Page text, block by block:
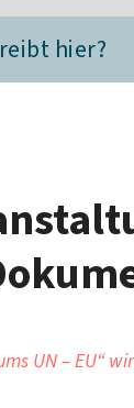
hier?
UN – EU“